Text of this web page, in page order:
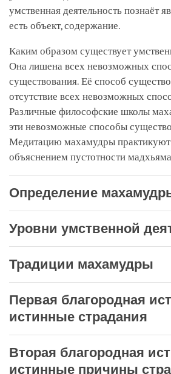
умственная деятельность познаёт
есть объект, содержание.
Каким образом существует
Она лишена всех невозможных
существования. Её способ
отсутствие всех невозможных
Различные философские школы
эти невозможные способы
Медитацию махамудры практикуют
объяснением пустотности
Определение
Уровни умственной
Традиции махамудры
Первая благородная
истинные страдания
Вторая благородная
истинные причины